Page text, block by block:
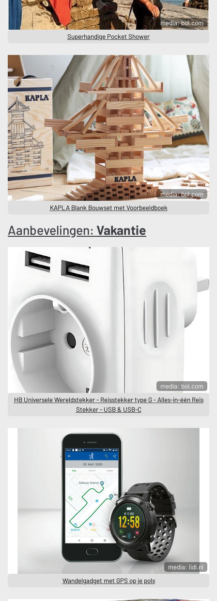
media: bol.com
Superhandige Pocket Shower
media: bol.com
KAPLA Blank Bouwset met Voorbeeldboek
Aanbevelingen: Vakantie
media: bol.com
HB Universele Wereldstekker - Reisstekker type G - Alles-in-één Reis
Stekker - USB & USB-C
media: lidl.nl
Wandelgadget met GPS op je pols